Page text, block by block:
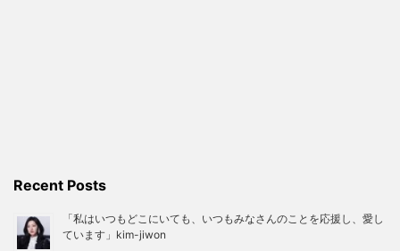
Recent Posts
「私はいつもどこにいても、いつもみなさんのことを応援し、愛し
ています」kim-jiwon